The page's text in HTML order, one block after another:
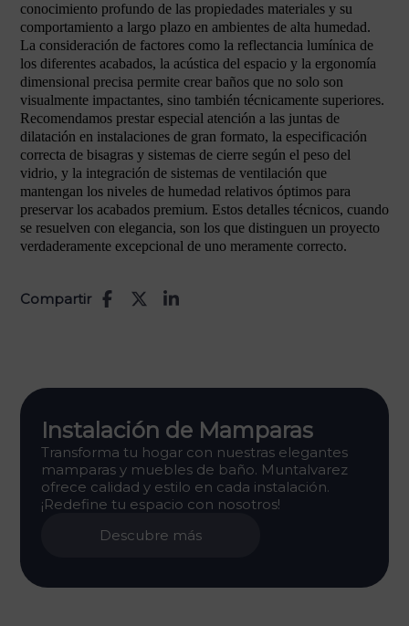
conocimiento profundo de las propiedades materiales y su
comportamiento a largo plazo en ambientes de alta humedad.
La consideración de factores como la reflectancia lumínica de
los diferentes acabados, la acústica del espacio y la ergonomía
dimensional precisa permite crear baños que no solo son
visualmente impactantes, sino también técnicamente superiores.
Recomendamos prestar especial atención a las juntas de
dilatación en instalaciones de gran formato, la especificación
correcta de bisagras y sistemas de cierre según el peso del
vidrio, y la integración de sistemas de ventilación que
mantengan los niveles de humedad relativos óptimos para
preservar los acabados premium. Estos detalles técnicos, cuando
se resuelven con elegancia, son los que distinguen un proyecto
verdaderamente excepcional de uno meramente correcto.
Compartir
Instalación de Mamparas
Transforma tu hogar con nuestras elegantes
mamparas y muebles de baño. Muntalvarez
ofrece calidad y estilo en cada instalación.
¡Redefine tu espacio con nosotros!
Descubre más